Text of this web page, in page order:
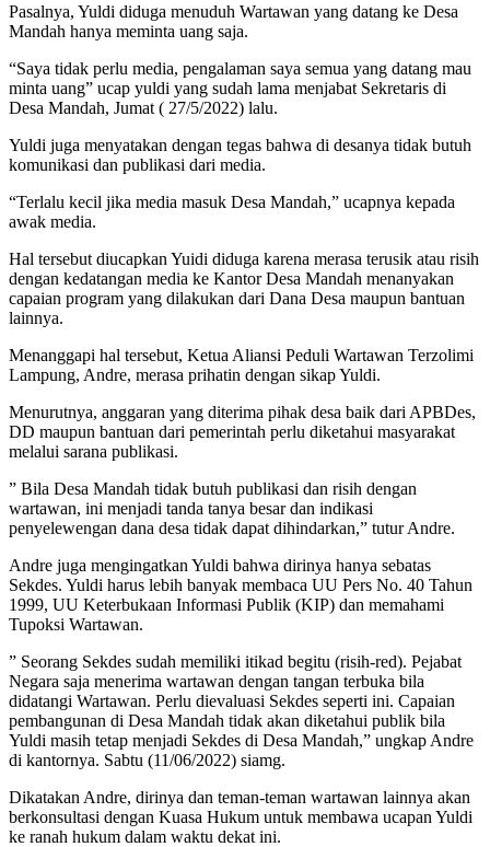
Pasalnya, Yuldi diduga menuduh Wartawan yang datang ke Desa
Mandah hanya meminta uang saja.
“Saya tidak perlu media, pengalaman saya semua yang datang mau
minta uang” ucap yuldi yang sudah lama menjabat Sekretaris di
Desa Mandah, Jumat ( 27/5/2022) lalu.
Yuldi juga menyatakan dengan tegas bahwa di desanya tidak butuh
komunikasi dan publikasi dari media.
“Terlalu kecil jika media masuk Desa Mandah,” ucapnya kepada
awak media.
Hal tersebut diucapkan Yuidi diduga karena merasa terusik atau risih
dengan kedatangan media ke Kantor Desa Mandah menanyakan
capaian program yang dilakukan dari Dana Desa maupun bantuan
lainnya.
Menanggapi hal tersebut, Ketua Aliansi Peduli Wartawan Terzolimi
Lampung, Andre, merasa prihatin dengan sikap Yuldi.
Menurutnya, anggaran yang diterima pihak desa baik dari APBDes,
DD maupun bantuan dari pemerintah perlu diketahui masyarakat
melalui sarana publikasi.
” Bila Desa Mandah tidak butuh publikasi dan risih dengan
wartawan, ini menjadi tanda tanya besar dan indikasi
penyelewengan dana desa tidak dapat dihindarkan,” tutur Andre.
Andre juga mengingatkan Yuldi bahwa dirinya hanya sebatas
Sekdes. Yuldi harus lebih banyak membaca UU Pers No. 40 Tahun
1999, UU Keterbukaan Informasi Publik (KIP) dan memahami
Tupoksi Wartawan.
” Seorang Sekdes sudah memiliki itikad begitu (risih-red). Pejabat
Negara saja menerima wartawan dengan tangan terbuka bila
didatangi Wartawan. Perlu dievaluasi Sekdes seperti ini. Capaian
pembangunan di Desa Mandah tidak akan diketahui publik bila
Yuldi masih tetap menjadi Sekdes di Desa Mandah,” ungkap Andre
di kantornya. Sabtu (11/06/2022) siamg.
Dikatakan Andre, dirinya dan teman-teman wartawan lainnya akan
berkonsultasi dengan Kuasa Hukum untuk membawa ucapan Yuldi
ke ranah hukum dalam waktu dekat ini.